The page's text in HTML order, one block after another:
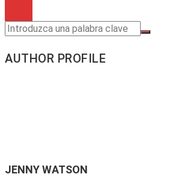
AUTHOR PROFILE
JENNY WATSON